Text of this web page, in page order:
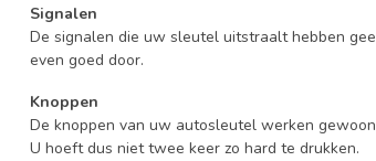
Signalen
De signalen die uw sleutel uitstraalt hebben
even goed door.
Knoppen
De knoppen van uw autosleutel werken
U hoeft dus niet twee keer zo hard te drukken.